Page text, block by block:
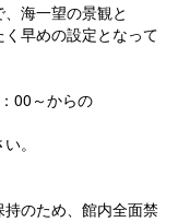
海一望の景観と
早めの設定となって
00～からの
。
のため、館内全面禁